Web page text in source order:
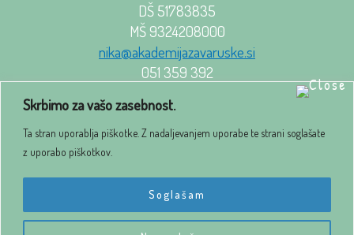
Skrbimo za vašo zasebnost.
Ta stran uporablja piškotke. Z nadaljevanjem uporabe te strani soglašate
z uporabo piškotkov.
Soglašam
DŠ 51783835
MŠ 9324208000
nika@akademijazavaruske.si
051 359 392
Možnosti sodelovanja
SPLOŠNI POGOJI POSLOVANJA